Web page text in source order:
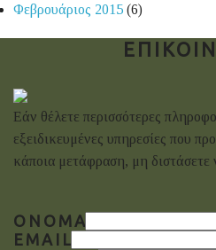
Φεβρουάριος 2015 (6)
Εάν θέλετε περισσότερες
εξειδικευμένες υπηρεσίες που
κάποια μετάφραση, μη διστάσετε
ΌΝΟΜΑ
EMAIL